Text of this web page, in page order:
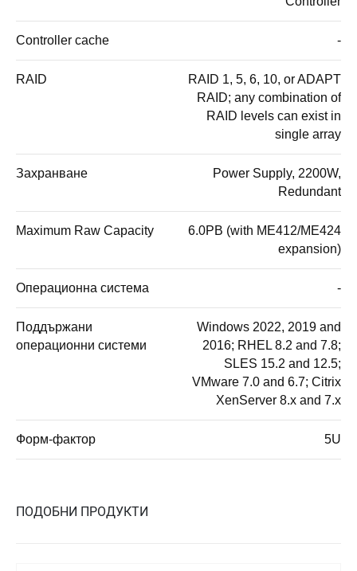
Controller cache -
RAID
RAID 1, 5, 6, 10, or ADAPT
RAID; any combination of
RAID levels can exist in
single array
Захранване
Power Supply, 2200W,
Redundant
Maximum Raw Capacity
6.0PB (with ME412/ME424
expansion)
Операционна система -
Поддържани
операционни системи
Windows 2022, 2019 and
2016; RHEL 8.2 and 7.8;
SLES 15.2 and 12.5;
VMware 7.0 and 6.7; Citrix
XenServer 8.x and 7.x
Форм-фактор 5U
ПОДОБНИ ПРОДУКТИ